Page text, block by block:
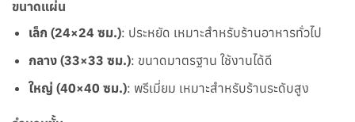
ขนาดแผ่น
เล็ก (24×24 ซม.): ประหยัด เหมาะสำหรับร้านอาหารทั่วไป
กลาง (33×33 ซม.): ขนาดมาตรฐาน ใช้งานได้ดี
ใหญ่ (40×40 ซม.): พรีเมี่ยม เหมาะสำหรับร้านระดับสูง